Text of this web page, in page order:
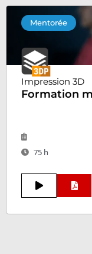
Mentorée
Impression 3D
Formation
75 h